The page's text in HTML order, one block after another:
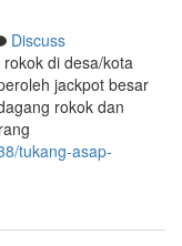
Discuss
di desa/kota
jackpot besar
rokok dan
tukang-asap-